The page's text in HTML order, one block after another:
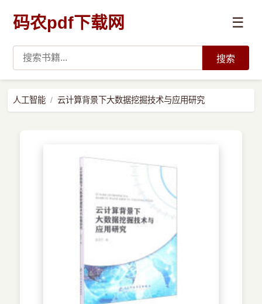
码农pdf下载网 ☰
搜索
人工智能 云计算背景下大数据挖掘技术与应用研究